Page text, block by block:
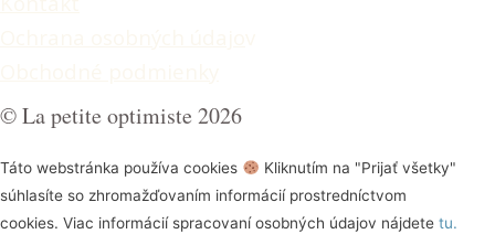
© La petite optimiste 2026
Táto webstránka používa cookies
Kliknutím na "Prijať všetky"
súhlasíte so zhromažďovaním informácií prostredníctvom
cookies. Viac informácií spracovaní osobných údajov nájdete tu.